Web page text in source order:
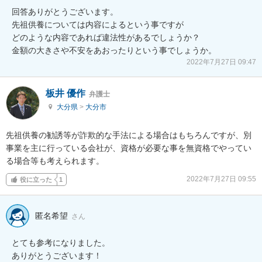
回答ありがとうございます。
先祖供養については内容によるという事ですが
どのような内容であれば違法性があるでしょうか？
金額の大きさや不安をあおったりという事でしょうか。
2022年7月27日 09:47
板井 優作 弁護士
大分県 > 大分市
先祖供養の勧誘等が詐欺的な手法による場合はもちろんですが、別
事業を主に行っている会社が、資格が必要な事を無資格でやってい
る場合等も考えられます。
役に立った 1 2022年7月27日 09:55
匿名希望 さん
とても参考になりました。
ありがとうございます！